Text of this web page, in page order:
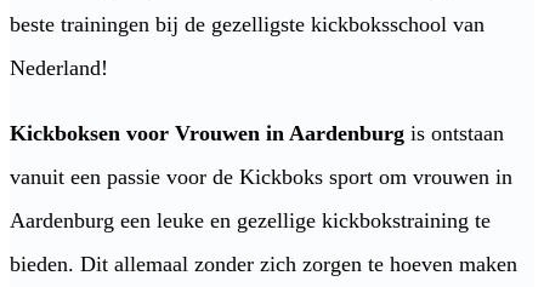
beste trainingen bij de gezelligste kickboksschool van
Nederland!
Kickboksen voor Vrouwen in Aardenburg is ontstaan
vanuit een passie voor de Kickboks sport om vrouwen in
Aardenburg een leuke en gezellige kickbokstraining te
bieden. Dit allemaal zonder zich zorgen te hoeven maken